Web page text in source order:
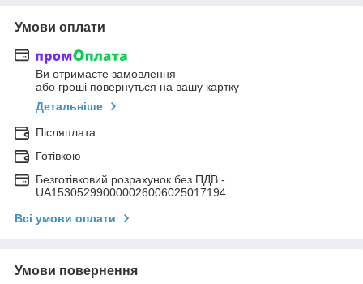
Умови оплати
Ви отримаєте замовлення
або гроші повернуться на вашу картку
Детальніше
Післяплата
Готівкою
Безготівковий розрахунок без ПДВ -
UA153052990000026006025017194
Всі умови оплати
Умови повернення